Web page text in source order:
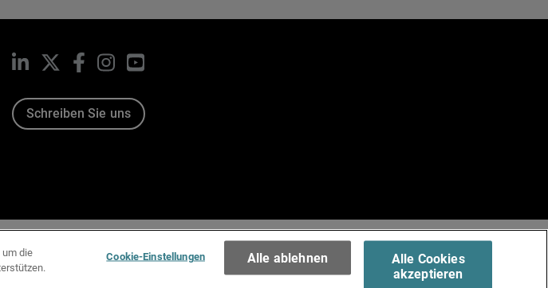
LinkedIn Facebook
InstagramYouTube
Schreiben Sie uns
Inc. Alle Rechte vorbehalten. Terms of Use >
um die
Cookie-Einstellungen Alle ablehnen
Alle Cookies
akzeptieren